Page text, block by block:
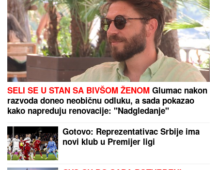
VODITELJKA RTS-A UŽIVA NA JAHTIZategnuta kao
praćka u 52. godini: Otkopčala košulju i pokazala
zašto važi za jednu od najzgodnijih (Foto)